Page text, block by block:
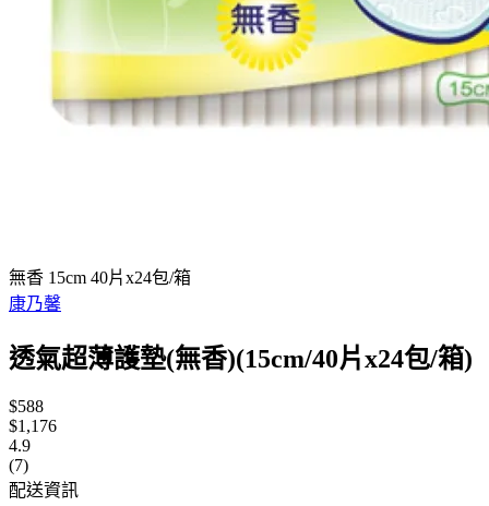
無香 15cm 40片x24包/箱
康乃馨
透氣超薄護墊(無香)(15cm/40片x24包/箱)
$588
$1,176
4.9
(7)
配送資訊